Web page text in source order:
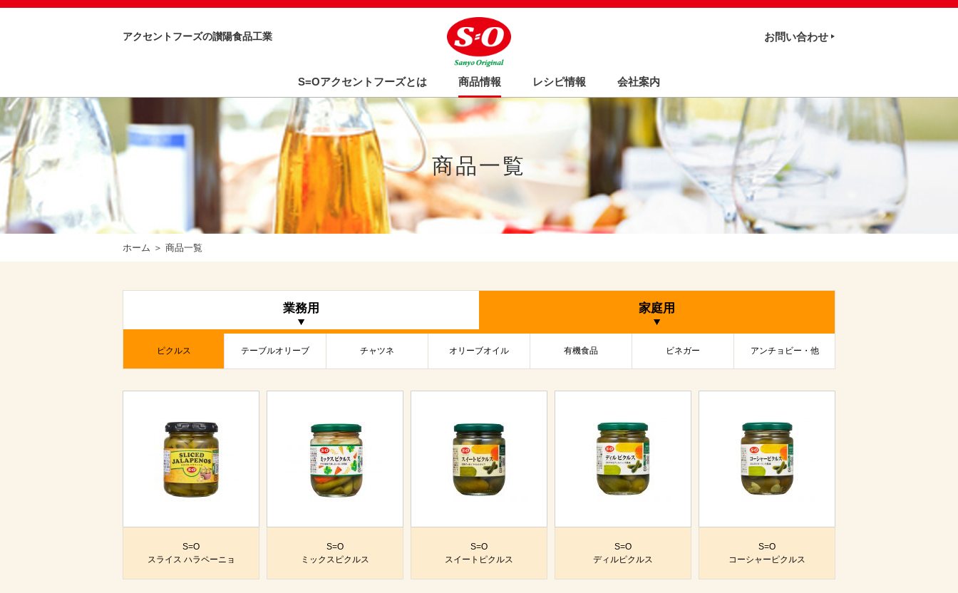
アクセントフーズの讃陽食品工業 お問い合わせ
S=Oアクセントフーズとは 商品情報 レシピ情報 会社案内
商品一覧
ホーム 商品一覧
業務用 家庭用
ピクルス テーブルオリーブ チャツネ オリーブオイル 有機食品 ビネガー アンチョビー・他
S=O
スライス ハラペーニョ
S=O
ミックスピクルス
S=O
スイートピクルス
S=O
ディルピクルス
S=O
コーシャーピクルス